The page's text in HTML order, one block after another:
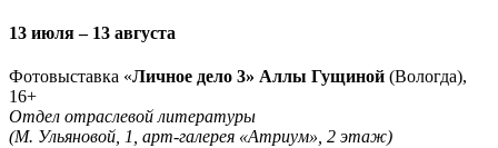
13 июля – 13 августа
Фотовыставка «Личное дело 3» Аллы Гущиной (Вологда),
16+
Отдел отраслевой литературы
(М. Ульяновой, 1, арт-галерея «Атриум», 2 этаж)